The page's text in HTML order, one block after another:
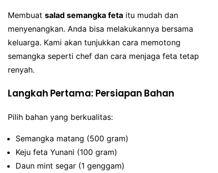
Membuat salad semangka feta itu mudah dan
menyenangkan. Anda bisa melakukannya bersama
keluarga. Kami akan tunjukkan cara memotong
semangka seperti chef dan cara menjaga feta tetap
renyah.
Langkah Pertama: Persiapan Bahan
Pilih bahan yang berkualitas:
Semangka matang (500 gram)
Keju feta Yunani (100 gram)
Daun mint segar (1 genggam)